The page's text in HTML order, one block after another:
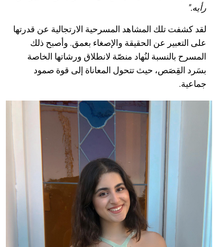
رأيه."
لقد كشفت تلك المشاهد المسرحية الارتجالية عن قدرتها
على التعبير عن الحقيقة والإصغاء بعمق. وأصبح ذلك
المسرح بالنسبة لنُهاد منصّة لانطلاق ورشاتها الخاصة
بسَرد القِصَص، حيث تتحول المعاناة إلى قوة صمود
جماعية.